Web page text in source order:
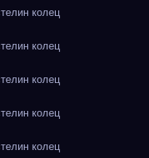
колец
колец
колец
колец
колец